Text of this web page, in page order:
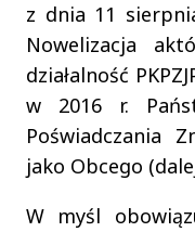
z dnia 11
Nowelizacja
działalność
w 2016 r.
Poświadczania
jako Obcego
W myśl